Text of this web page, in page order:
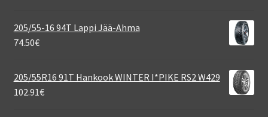
205/55-16 94T Lappi Jää-Ahma
74.50€
205/55R16 91T Hankook WINTER I*PIKE RS2 W429
102.91€